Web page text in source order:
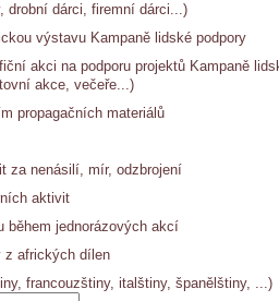
drobní dárci, firemní dárci...)
výstavu Kampaně lidské podpory
akci na podporu projektů Kampaně
akce, večeře...)
propagačních materiálů
za nenásilí, mír, odzbrojení
aktivit
během jednorázových akcí
z afrických dílen
francouzštiny, italštiny, španělštiny, ...)